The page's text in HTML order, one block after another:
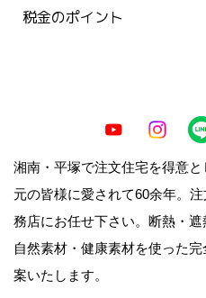
税金のポイント
湘南・平塚で注文住宅を得意
元の皆様に愛されて60余年。
務店にお任せ下さい。断熱・遮
自然素材・健康素材を使った
案いたします。